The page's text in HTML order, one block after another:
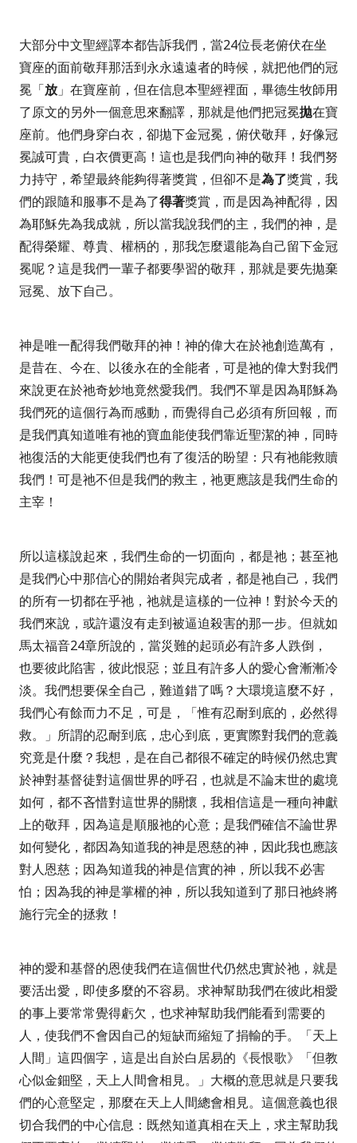
大部分中文聖經譯本都告訴我們，當24位長老俯伏在坐
寶座的面前敬拜那活到永永遠遠者的時候，就把他們的冠
冕「放 」在寶座前，但在信息本聖經裡面，畢德生牧師用
了原文的另外一個意思來翻譯，那就是他們把冠冕拋在寶
座前。他們身穿白衣，卻拋下金冠冕，俯伏敬拜，好像冠
冕誠可貴，白衣價更高！這也是我們向神的敬拜！我們努
力持守，希望最終能夠得著獎賞，但卻不是為了獎賞，我
們的跟隨和服事不是為了得著獎賞，而是因為神配得，因
為耶穌先為我成就，所以當我說我們的主，我們的神，是
配得榮耀、尊貴、權柄的， 那我怎麼還能為自己留下金冠
冕呢？這是我們一輩子都要學習的敬拜，那就是要先拋棄
冠冕、放下自己。
神是唯一配得我們敬拜的神！神的偉大在於祂創造萬有，
是昔在、今在、以後永在的全能者，可是祂的偉大對我們
來說更在於祂奇妙地竟然愛我們。我們不單是因為耶穌為
我們死的這個行為而感動，而覺得自己必須有所回報，而
是我們真知道唯有祂的寶血能使我們靠近聖潔的神，同時
祂復活的大能更使我們也有了復活的盼望：只有祂能救贖
我們！可是祂不但是我們的救主，祂更應該是我們生命的
主宰！
所以這樣說起來，我們生命的一切面向，都是祂；甚至祂
是我們心中那信心的開始者與完成者，都是祂自己，我們
的所有一切都在乎祂，祂就是這樣的一位神！ 對於今天的
我們來說，或許還沒有走到被逼迫殺害的那一步。但就如
馬太福音24章所說的，當災難的起頭必有許多人跌倒，
也要彼此陷害，彼此恨惡；並且有許多人的愛心會漸漸冷
淡。我們想要保全自己，難道錯了嗎？大環境這麼不好，
我們心有餘而力不足，可是，「惟有忍耐到底的，必然得
救。」所謂的忍耐到底，忠心到底，更實際對我們的意義
究竟是什麼？我想，是在自己都很不確定的時候仍然忠實
於神對基督徒對這個世界的呼召，也就是不論末世的處境
如何，都不吝惜對這世界的關懷，我相信這是一種向神獻
上的敬拜，因為這是順服祂的心意；是我們確信不論世界
如何變化，都因為知道我的神是恩慈的神，因此我也應該
對人恩慈；因為知道我的神是信實的神，所以我不必害
怕；因為我的神是掌權的神，所以我知道到了那日祂終將
施行完全的拯救！
神的愛和基督的恩使我們在這個世代仍然忠實於祂，就是
要活出愛，即使多麼的不容易。求神幫助我們在彼此相愛
的事上要常常覺得虧欠，也求神幫助我們能看到需要的
人，使我們不會因自己的短缺而縮短了捐輸的手。「天上
人間」這四個字，這是出自於白居易的《長恨歌》「但教
心似金鈿堅，天上人間會相見。」大概的意思就是只要我
們的心意堅定，那麼在天上人間總會相見。這個意義也很
切合我們的中心信息：既然知道真相在天上，求主幫助我